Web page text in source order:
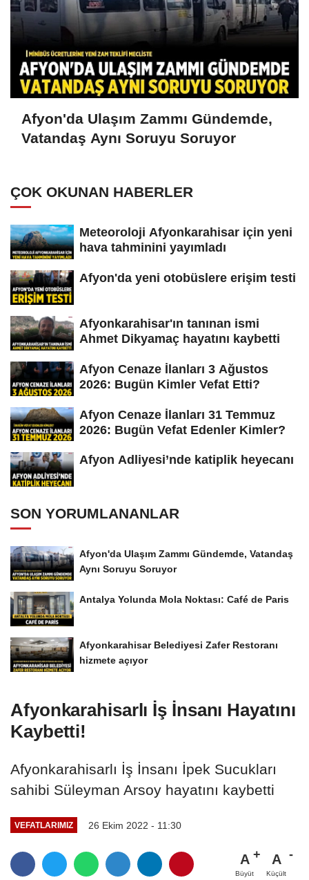
Afyon'da Ulaşım Zammı Gündemde,
Vatandaş Aynı Soruyu Soruyor
ÇOK OKUNAN HABERLER
Meteoroloji Afyonkarahisar için yeni
hava tahminini yayımladı
Afyon'da yeni otobüslere erişim testi
Afyonkarahisar'ın tanınan ismi
Ahmet Dikyamaç hayatını kaybetti
Afyon Cenaze İlanları 3 Ağustos
2026: Bugün Kimler Vefat Etti?
Afyon Cenaze İlanları 31 Temmuz
2026: Bugün Vefat Edenler Kimler?
Afyon Adliyesi’nde katiplik heyecanı
SON YORUMLANANLAR
Afyon'da Ulaşım Zammı Gündemde, Vatandaş
Aynı Soruyu Soruyor
Antalya Yolunda Mola Noktası: Café de Paris
Afyonkarahisar Belediyesi Zafer Restoranı
hizmete açıyor
Afyonkarahisarlı İş İnsanı Hayatını
Kaybetti!
Afyonkarahisarlı İş İnsanı İpek Sucukları
sahibi Süleyman Arsoy hayatını kaybetti
VEFATLARIMIZ 26 Ekim 2022 - 11:30
A
Büyüt
A
Küçült